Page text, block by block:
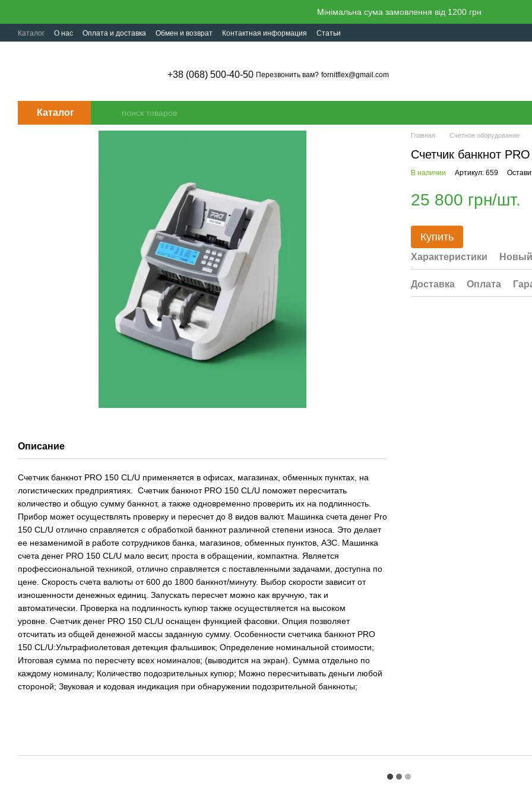
Мінімальна сума замовлення від 1200 грн
Каталог О нас Оплата и доставка Обмен и возврат Контактная информация Статьи
+38 (068) 500-40-50 Перезвонить вам? fornitflex@gmail.com
Каталог
Описание
Счетчик банкнот PRO 150 CL/U применяется в офисах, магазинах, обменных пунктах, на
логистических предприятиях. Счетчик банкнот PRO 150 CL/U поможет пересчитать
количество и общую сумму банкнот, а также одновременно проверить их на подлинность.
Прибор может осуществлять проверку и пересчет до 8 видов валют. Машинка счета денег Pro
150 CL/U отлично справляется с обработкой банкнот различной степени износа. Это делает
ее незаменимой в работе сотрудников банка, магазинов, обменных пунктов, АЗС. Машинка
счета денег PRO 150 CL/U мало весит, проста в обращении, компактна. Является
профессиональной техникой, отлично справляется с поставленными задачами, доступна по
цене. Скорость счета валюты от 600 до 1800 банкнот/минуту. Выбор скорости зависит от
изношенности денежных единиц. Запускать пересчет можно как вручную, так и
автоматически. Проверка на подлинность купюр также осуществляется на высоком
уровне. Счетчик денег PRO 150 CL/U оснащен функцией фасовки. Опция позволяет
отсчитать из общей денежной массы заданную сумму. Особенности счетчика банкнот PRO
150 CL/U:Ультрафиолетовая детекция фальшивок; Определение номинальной стоимости;
Итоговая сумма по пересчету всех номиналов; (выводится на экран). Сумма отдельно по
каждому номиналу; Количество подозрительных купюр; Можно пересчитывать деньги любой
стороной; Звуковая и кодовая индикация при обнаружении подозрительной банкноты;
Главная Счетное оборудование
Счетчик банкнот
В наличии Артикул: 659
25 800 грн/шт.
Купить
Характеристики
Доставка Оплата